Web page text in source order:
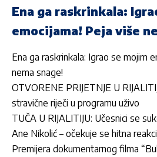
Ena ga raskrinkala:
emocijama! Peja više
Ena ga raskrinkala: Igrao se mojim
nema snage!
OTVORENE PRIJETNJE U
stravične riječi u programu uživo
TUČA U RIJALITIJU: Učesnici se
Ane Nikolić – očekuje se hitna
Premijera dokumentarnog filma